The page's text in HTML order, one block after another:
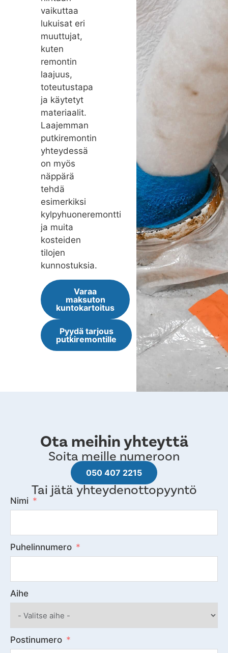
vaikuttaa
lukuisat eri
muuttujat,
kuten
remontin
laajuus,
toteutustapa
ja käytetyt
materiaalit.
Laajemman
putkiremontin
yhteydessä
on myös
näppärä
tehdä
esimerkiksi
kylpyhuoneremontti
ja muita
kosteiden
tilojen
kunnostuksia.
Varaa
maksuton
kuntokartoitus
Pyydä tarjous
putkiremontille
Ota meihin yhteyttä
Soita meille numeroon
050 407 2215
Tai jätä yhteydenottopyyntö
Nimi
Puhelinnumero
Aihe
Postinumero